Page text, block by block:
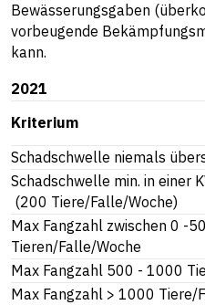
Bewässerungsgaben
vorbeugende
kann.
2021
Kriterium
Schadschwelle niemals
Schadschwelle min. in einer
(200 Tiere/Falle/Woche)
Max Fangzahl zwischen 0 -
Tieren/Falle/Woche
Max Fangzahl 500 - 1000
Max Fangzahl > 1000 Tiere/